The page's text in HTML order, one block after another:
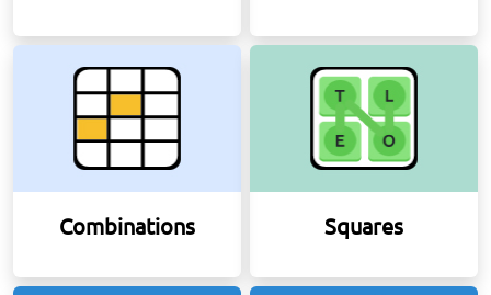
Combinations Squares